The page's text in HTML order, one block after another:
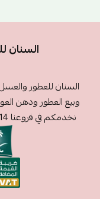
السنان
وبيع العطور ودهن
نخدمكم في فروعنا 14 فرع ونطمح في التوسع في جميع المملكة